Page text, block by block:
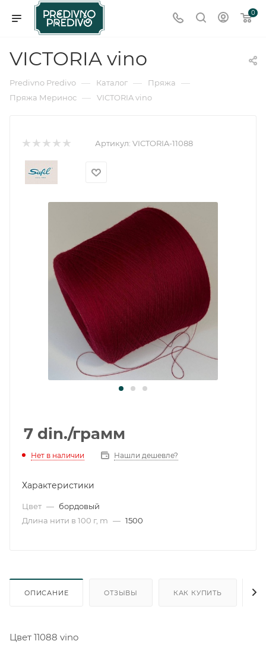
0
VICTORIA vino
Predivno Predivo — Каталог — Пряжа —
Пряжа Меринос — VICTORIA vino
Артикул: VICTORIA-11088
7 din./грамм
Нет в наличии Нашли дешевле?
Характеристики
Цвет — бордовый
Длина нити в 100 г, m — 1500
ОПИСАНИЕ ОТЗЫВЫ КАК КУПИТЬ
Цвет 11088 vino